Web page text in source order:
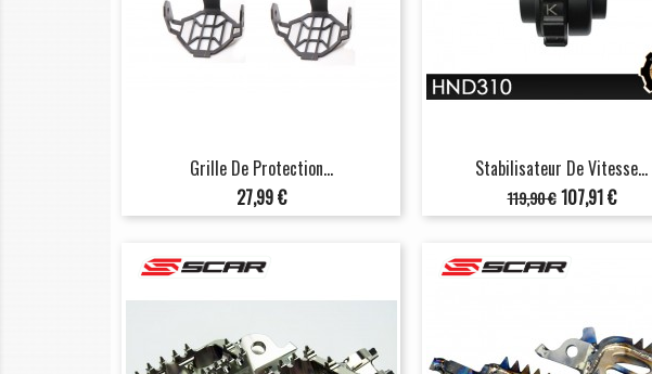
Grille De Protection...
Prix
27,99 €
Stabilisateur De Vitesse...
Prix
de
119,90 € Prix
107,91 €